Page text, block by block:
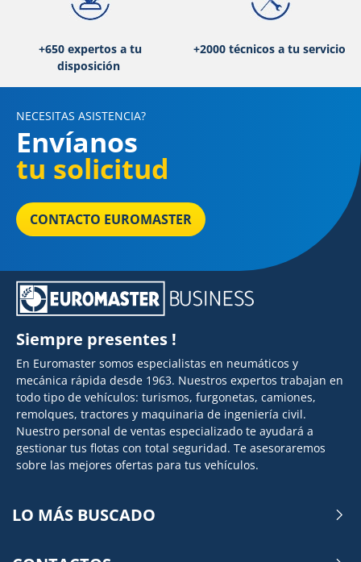
+650 expertos a tu
disposición
+2000 técnicos a tu servicio
NECESITAS ASISTENCIA?
Envíanos
tu solicitud
CONTACTO EUROMASTER
Siempre presentes !
En Euromaster somos especialistas en neumáticos y
mecánica rápida desde 1963. Nuestros expertos trabajan en
todo tipo de vehículos: turismos, furgonetas, camiones,
remolques, tractores y maquinaria de ingeniería civil.
Nuestro personal de ventas especializado te ayudará a
gestionar tus flotas con total seguridad. Te asesoraremos
sobre las mejores ofertas para tus vehículos.
LO MÁS BUSCADO